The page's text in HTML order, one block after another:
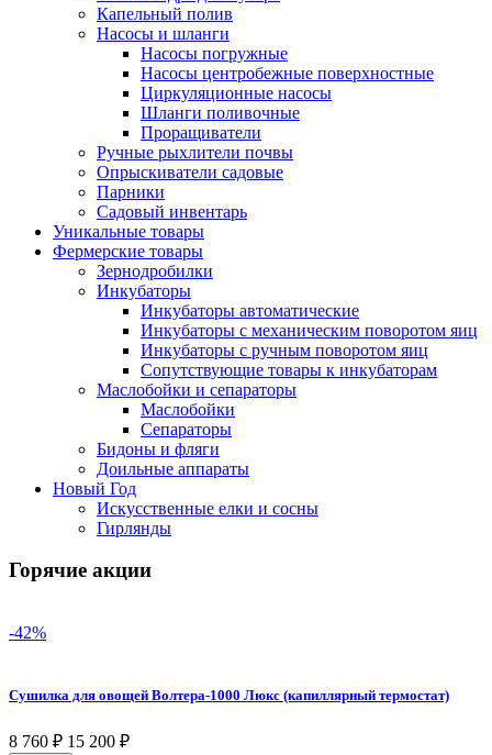
Капельный полив
Насосы и шланги
Насосы погружные
Насосы центробежные поверхностные
Циркуляционные насосы
Шланги поливочные
Проращиватели
Ручные рыхлители почвы
Опрыскиватели садовые
Парники
Садовый инвентарь
Уникальные товары
Фермерские товары
Зернодробилки
Инкубаторы
Инкубаторы автоматические
Инкубаторы с механическим поворотом яиц
Инкубаторы с ручным поворотом яиц
Сопутствующие товары к инкубаторам
Маслобойки и сепараторы
Маслобойки
Сепараторы
Бидоны и фляги
Доильные аппараты
Новый Год
Искусственные елки и сосны
Гирлянды
Горячие акции
-42%
Сушилка для овощей Волтера-1000 Люкс (капиллярный термостат)
8 760 ₽ 15 200 ₽